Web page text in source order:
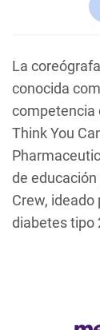
La
conocida
competencia
Think You
de
Crew, ideado
diabetes tipo